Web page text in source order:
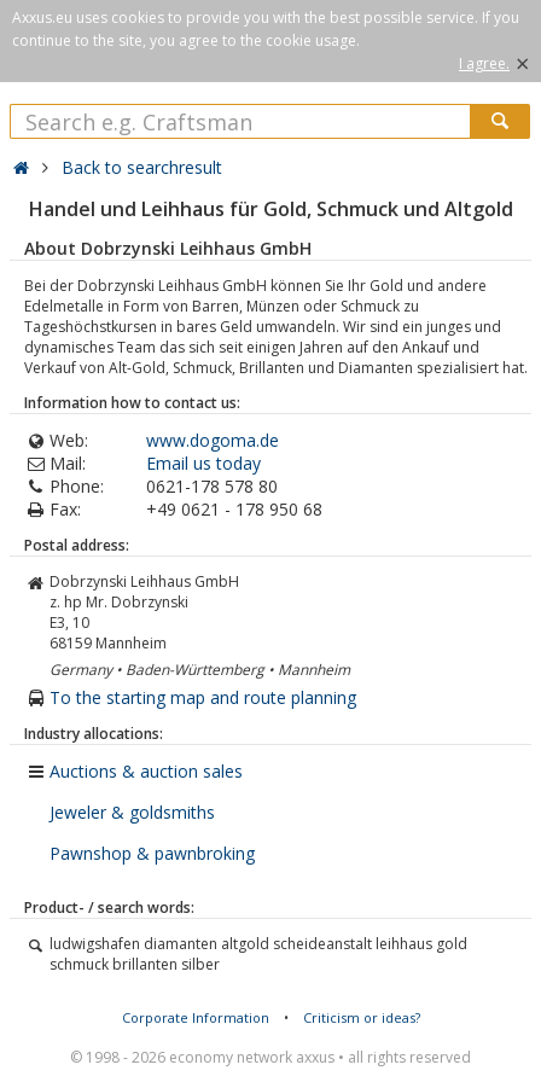
Axxus.eu uses cookies to provide you with the best possible service. If you
continue to the site, you agree to the cookie usage.
I agree. ×
Back to searchresult
Handel und Leihhaus für Gold, Schmuck und Altgold
About Dobrzynski Leihhaus GmbH
Bei der Dobrzynski Leihhaus GmbH können Sie Ihr Gold und andere
Edelmetalle in Form von Barren, Münzen oder Schmuck zu
Tageshöchstkursen in bares Geld umwandeln. Wir sind ein junges und
dynamisches Team das sich seit einigen Jahren auf den Ankauf und
Verkauf von Alt-Gold, Schmuck, Brillanten und Diamanten spezialisiert hat.
Information how to contact us:
Web:
www.dogoma.de
Mail:
Email us today
Phone:
0621-178 578 80
Fax:
+49 0621 - 178 950 68
Postal address:
Dobrzynski Leihhaus GmbH
z. hp Mr. Dobrzynski
E3, 10
68159 Mannheim
Germany • Baden-Württemberg • Mannheim
To the starting map and route planning
Industry allocations:
Auctions & auction sales
Jeweler & goldsmiths
Pawnshop & pawnbroking
Product- / search words:
ludwigshafen diamanten altgold scheideanstalt leihhaus gold
schmuck brillanten silber
Corporate Information • Criticism or ideas?
© 1998 - 2026 economy network axxus • all rights reserved